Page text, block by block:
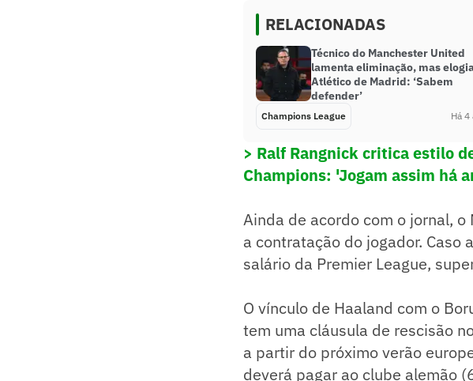
RELACIONADAS
Técnico do Manchester United
lamenta eliminação, mas
Atlético de Madrid: ‘Sabem
defender’
Champions League Há 4
> Ralf Rangnick critica estilo
Champions: 'Jogam assim há
Ainda de acordo com o jornal,
a contratação do jogador. Caso
salário da Premier League,
O vínculo de Haaland com o
tem uma cláusula de rescisão
a partir do próximo verão
deverá pagar ao clube alemão